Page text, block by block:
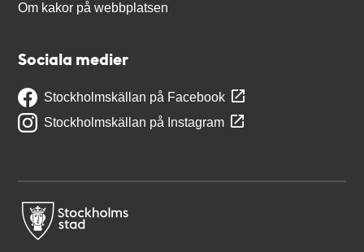
Om kakor på webbplatsen
Sociala medier
Stockholmskällan på Facebook
Stockholmskällan på Instagram